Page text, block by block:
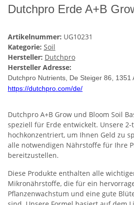
Dutchpro Erde A+B
Artikelnummer: UG10231
Kategorie: Soil
Hersteller: Dutchpro
Hersteller Adresse:
Dutchpro Nutrients , De Steiger 86,
https://dutchpro.com/de/
Dutchpro A+B Grow und Bloom Soil
speziell für Erde entwickelt. Unsere
hochkonzentriert, um Ihnen Geld zu
alle notwendigen Nährstoffe für Ihre
bereitzustellen.
Diese Produkte enthalten alle
Mikronährstoffe, die für ein
Pflanzenwachstum und eine gute